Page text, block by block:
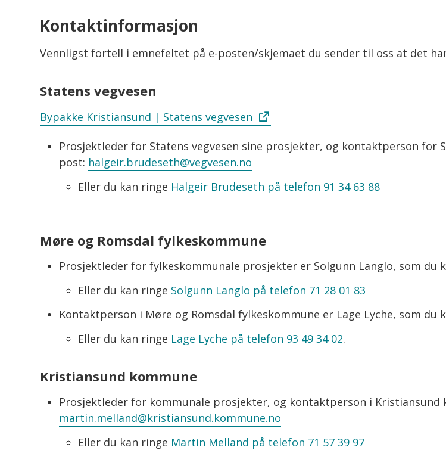
Kontaktinformasjon
Vennligst fortell i emnefeltet på e-posten/skjemaet du sender til oss at det
Statens vegvesen
Bypakke Kristiansund | Statens vegvesen
Prosjektleder for Statens vegvesen sine prosjekter, og kontaktperson for
post: halgeir.brudeseth@vegvesen.no
Eller du kan ringe Halgeir Brudeseth på telefon 91 34 63 88
Møre og Romsdal fylkeskommune
Prosjektleder for fylkeskommunale prosjekter er Solgunn Langlo, som du
Eller du kan ringe Solgunn Langlo på telefon 71 28 01 83
Kontaktperson i Møre og Romsdal fylkeskommune er Lage Lyche, som du
Eller du kan ringe Lage Lyche på telefon 93 49 34 02.
Kristiansund kommune
Prosjektleder for kommunale prosjekter, og kontaktperson i
martin.melland@kristiansund.kommune.no
Eller du kan ringe Martin Melland på telefon 71 57 39 97